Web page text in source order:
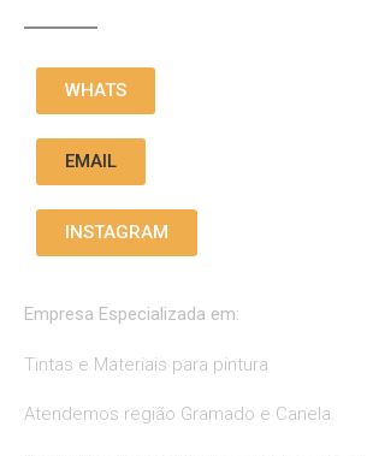
WHATS
EMAIL
INSTAGRAM
Empresa Especializada em:
Tintas e Materiais para pintura
Atendemos região Gramado e Canela.